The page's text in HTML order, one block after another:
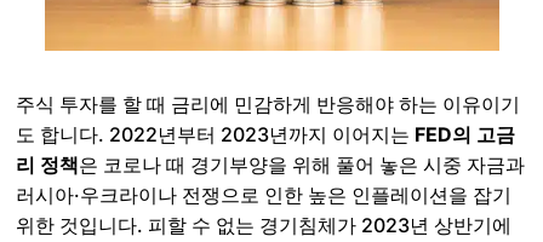
주식 투자를 할 때 금리에 민감하게 반응해야 하는 이유이기
도 합니다. 2022년부터 2023년까지 이어지는 FED의 고금
리 정책은 코로나 때 경기부양을 위해 풀어 놓은 시중 자금과
러시아·우크라이나 전쟁으로 인한 높은 인플레이션을 잡기
위한 것입니다. 피할 수 없는 경기침체가 2023년 상반기에